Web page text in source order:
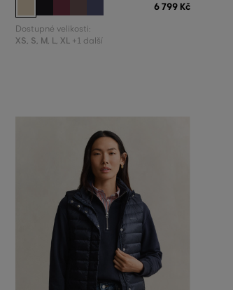
6 799 Kč
Dostupné velikosti:
XS, S, M, L, XL +1 další